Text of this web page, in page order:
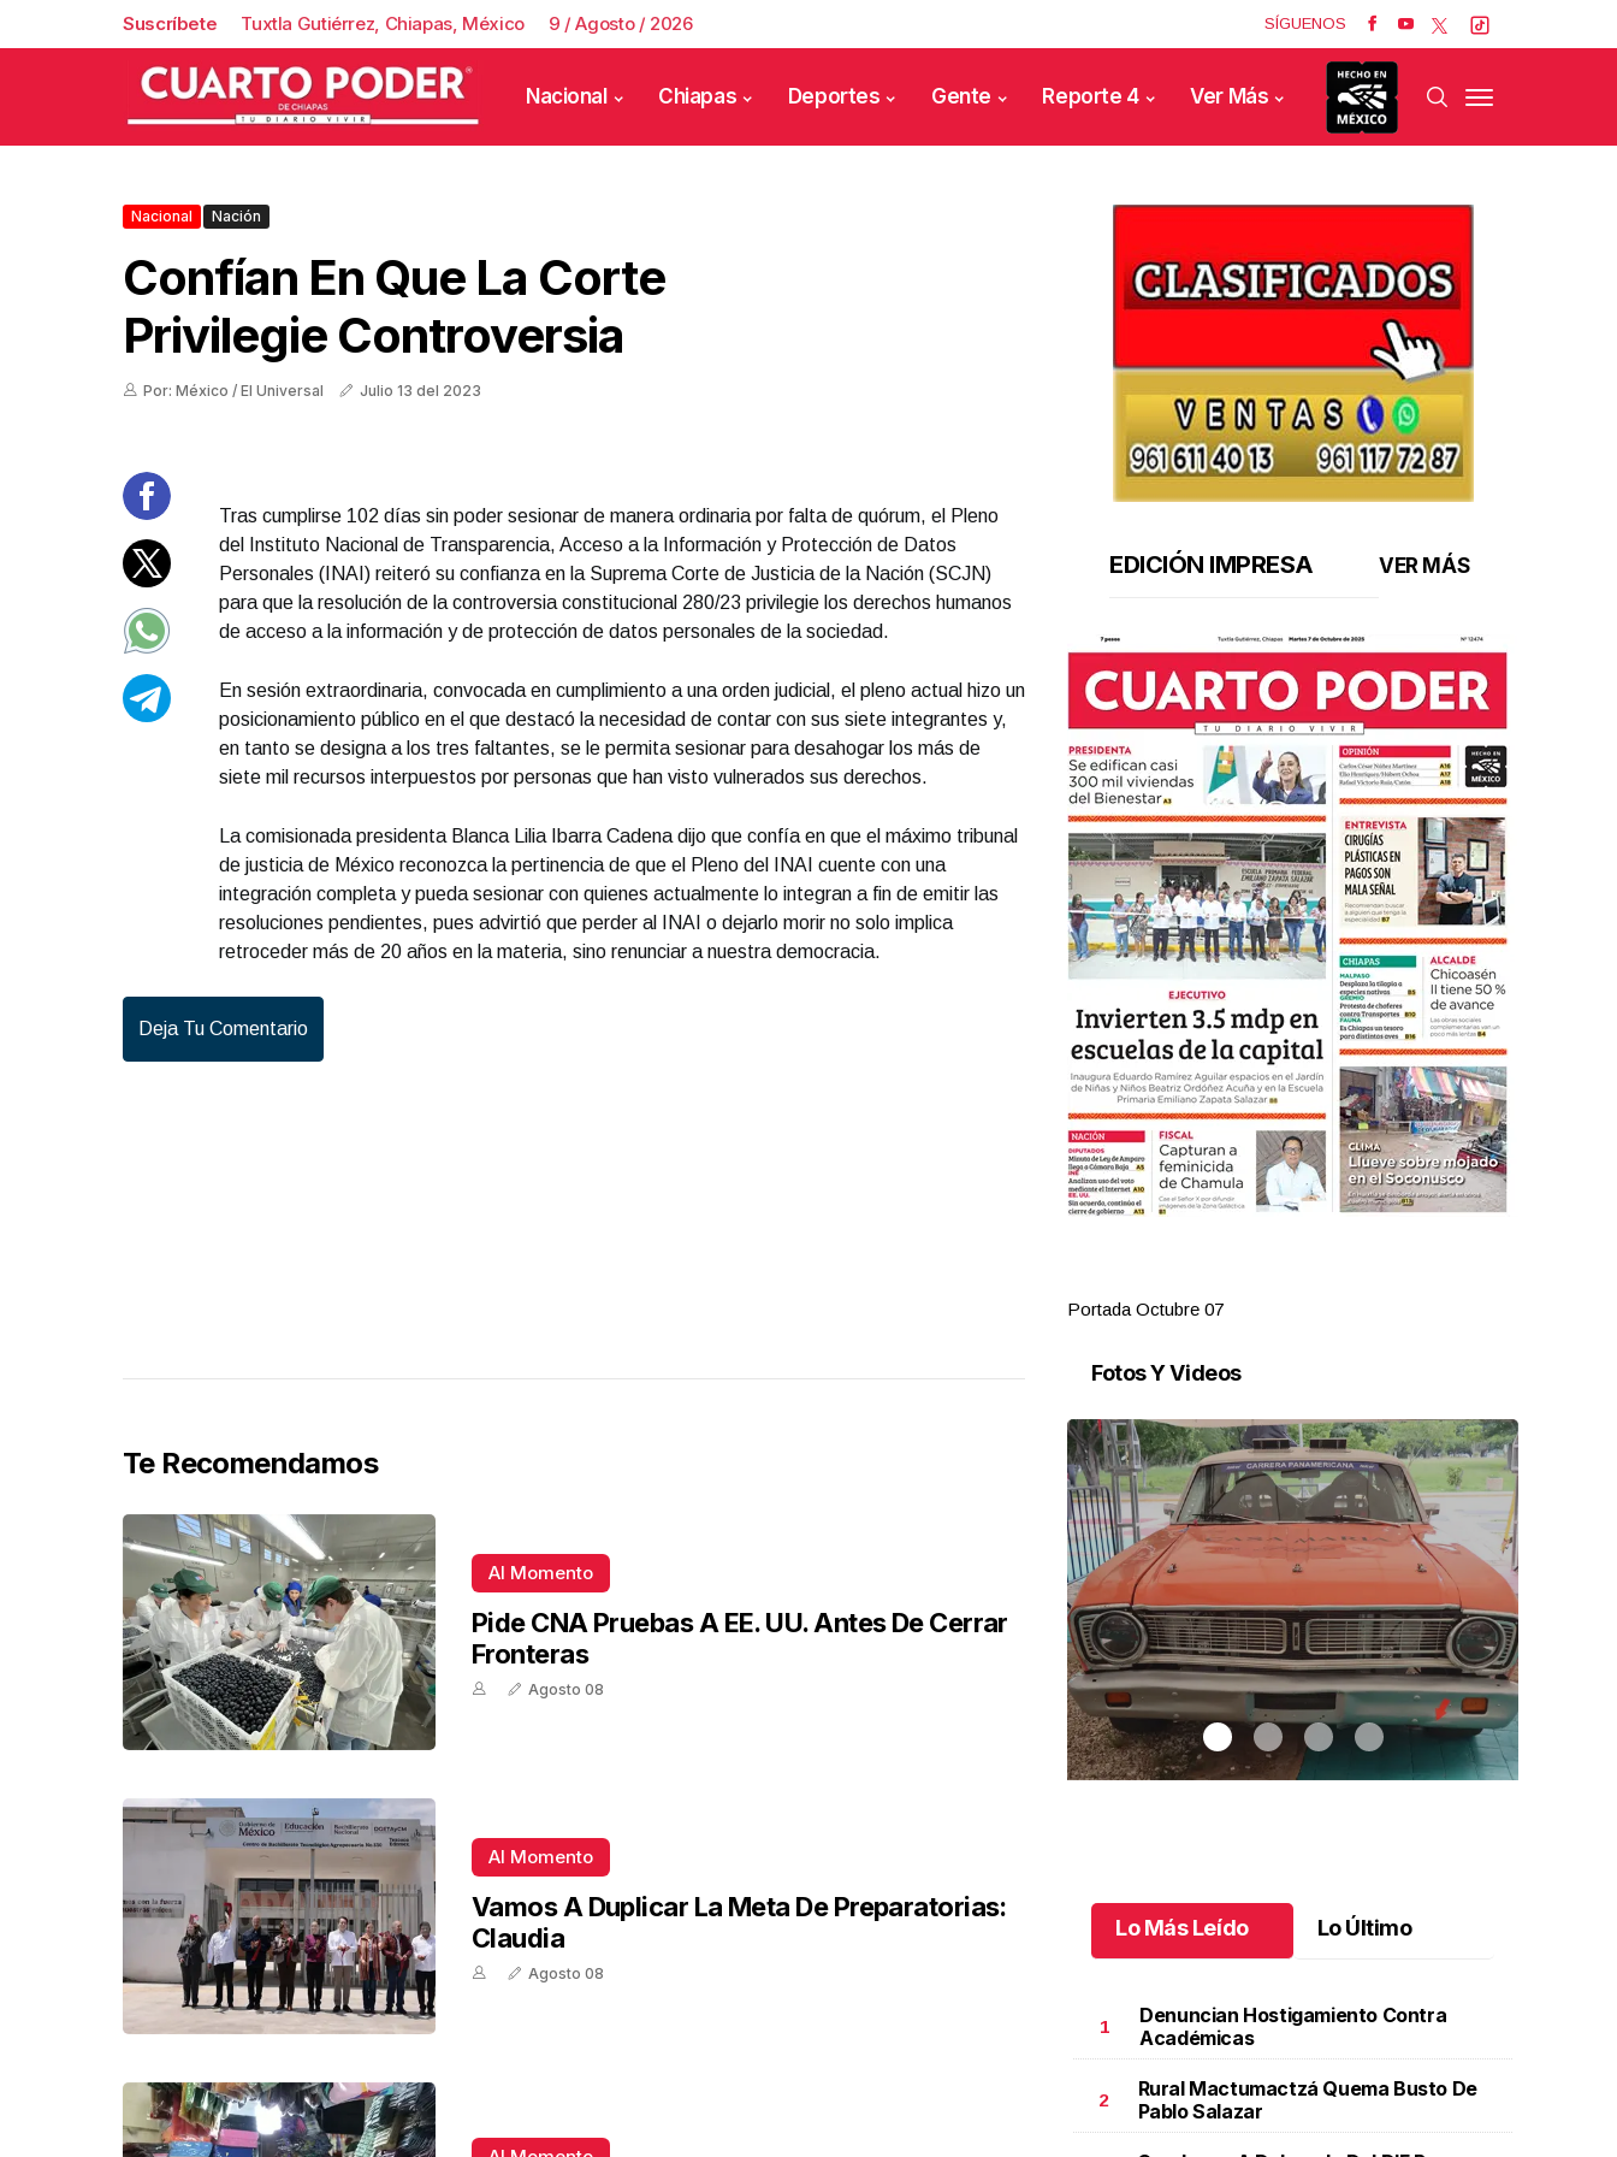
Suscríbete Tuxtla Gutiérrez, Chiapas, México 9 / Agosto / 2026 SÍGUENOS
Nacional Chiapas Deportes Gente Reporte 4 Ver Más
Nacional Nación
Confían En Que La Corte
Privilegie Controversia
Por: México / El Universal Julio 13 del 2023
Tras cumplirse 102 días sin poder sesionar de manera ordinaria por falta de quórum, el Pleno
del Instituto Nacional de Transparencia, Acceso a la Información y Protección de Datos
Personales (INAI) reiteró su confianza en la Suprema Corte de Justicia de la Nación (SCJN)
para que la resolución de la controversia constitucional 280/23 privilegie los derechos humanos
de acceso a la información y de protección de datos personales de la sociedad.
En sesión extraordinaria, convocada en cumplimiento a una orden judicial, el pleno actual hizo un
posicionamiento público en el que destacó la necesidad de contar con sus siete integrantes y,
en tanto se designa a los tres faltantes, se le permita sesionar para desahogar los más de
siete mil recursos interpuestos por personas que han visto vulnerados sus derechos.
La comisionada presidenta Blanca Lilia Ibarra Cadena dijo que confía en que el máximo tribunal
de justicia de México reconozca la pertinencia de que el Pleno del INAI cuente con una
integración completa y pueda sesionar con quienes actualmente lo integran a fin de emitir las
resoluciones pendientes, pues advirtió que perder al INAI o dejarlo morir no solo implica
retroceder más de 20 años en la materia, sino renunciar a nuestra democracia.
Deja Tu Comentario
Te Recomendamos
Al Momento
Pide CNA Pruebas A EE. UU. Antes De Cerrar
Fronteras
Agosto 08
Al Momento
Vamos A Duplicar La Meta De Preparatorias:
Claudia
Agosto 08
EDICIÓN IMPRESA VER MÁS
Portada Octubre 07
Fotos Y Videos
Autos clásicos invaden Tuxtla Gutiérrez. Autos
clásicos invaden Tuxtla Gutiérrez
Octubre 07 l
Lo Más Leído Lo Último
1
Denuncian Hostigamiento Contra
Académicas
2
Rural Mactumactzá Quema Busto De
Pablo Salazar